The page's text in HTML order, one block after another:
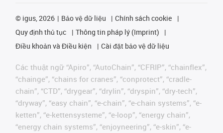
© igus, 2026 Bảo vệ dữ liệu
Chính sách cookie
Quy định thủ tục
Thông tin pháp lý (Imprint)
Điều khoản và Điều kiện
Cài đặt bảo vệ dữ liệu
Các thuật ngữ “Apiro”, “AutoChain”, “CFRIP”, “chainflex”,
“chainge”, “chains for cranes”, “conprotect”, “cradle-
chain”, “CTD”, “drygear”, “drylin”, “dryspin”, “dry-tech”,
“dryway”, “easy chain”, “e-chain”, “e-chain systems”, “e-
ketten”, “e-kettensysteme”, “e-loop”, “energy chain”,
“energy chain systems”, “enjoyneering”, “e-skin”, “e-